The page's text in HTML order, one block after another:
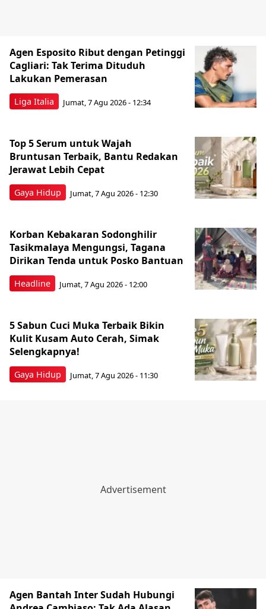
Liga Italia
Agen Esposito Ribut dengan Petinggi
Cagliari: Tak Terima Dituduh
Lakukan Pemerasan
Jumat, 7 Agu 2026 - 12:34
Gaya Hidup
Top 5 Serum untuk Wajah
Bruntusan Terbaik, Bantu Redakan
Jerawat Lebih Cepat
Jumat, 7 Agu 2026 - 12:30
Headline
Korban Kebakaran Sodonghilir
Tasikmalaya Mengungsi, Tagana
Dirikan Tenda untuk Posko Bantuan
Jumat, 7 Agu 2026 - 12:00
Gaya Hidup
5 Sabun Cuci Muka Terbaik Bikin
Kulit Kusam Auto Cerah, Simak
Selengkapnya!
Jumat, 7 Agu 2026 - 11:30
Agen Bantah Inter Sudah Hubungi